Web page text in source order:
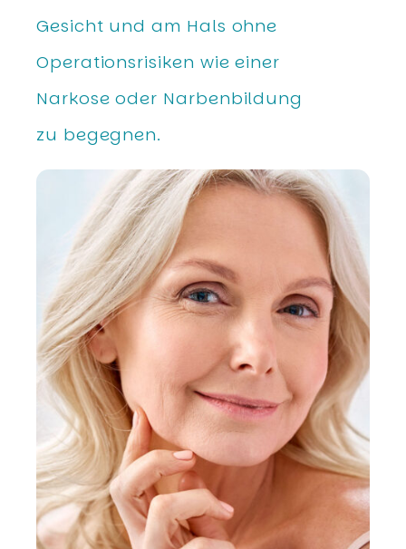
Gesicht und am Hals ohne
Operationsrisiken wie einer
Narkose oder Narbenbildung
zu begegnen.